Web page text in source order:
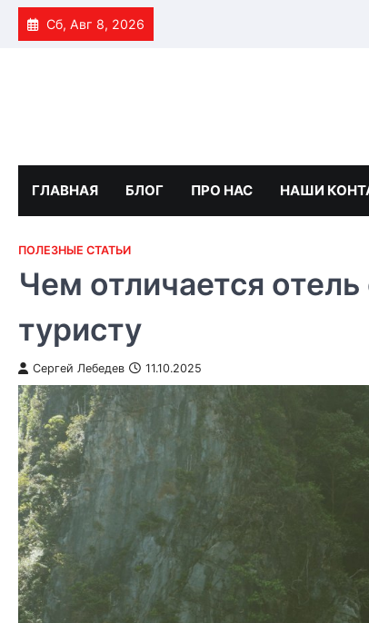
Skip
Сб, Авг 8, 2026
ГЛАВНАЯ БЛОГ ПРО НАС НАШИ
ПОЛЕЗНЫЕ СТАТЬИ
Чем отличается
туристу
Сергей Лебедев 11.10.2025